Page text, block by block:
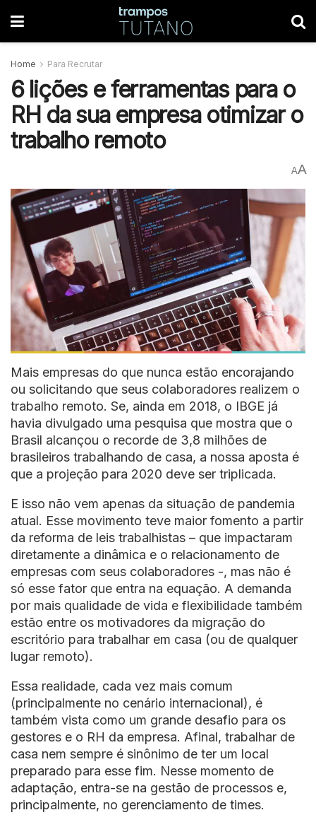
Home Para Recrutar
6 lições e ferramentas para o
RH da sua empresa otimizar o
trabalho remoto
AA
Mais empresas do que nunca estão encorajando
ou solicitando que seus colaboradores realizem o
trabalho remoto. Se, ainda em 2018, o IBGE já
havia divulgado uma pesquisa que mostra que o
Brasil alcançou o recorde de 3,8 milhões de
brasileiros trabalhando de casa, a nossa aposta é
que a projeção para 2020 deve ser triplicada.
E isso não vem apenas da situação de pandemia
atual. Esse movimento teve maior fomento a partir
da reforma de leis trabalhistas – que impactaram
diretamente a dinâmica e o relacionamento de
empresas com seus colaboradores -, mas não é
só esse fator que entra na equação. A demanda
por mais qualidade de vida e flexibilidade também
estão entre os motivadores da migração do
escritório para trabalhar em casa (ou de qualquer
lugar remoto).
Essa realidade, cada vez mais comum
(principalmente no cenário internacional), é
também vista como um grande desafio para os
gestores e o RH da empresa. Afinal, trabalhar de
casa nem sempre é sinônimo de ter um local
preparado para esse fim. Nesse momento de
adaptação, entra-se na gestão de processos e,
principalmente, no gerenciamento de times.